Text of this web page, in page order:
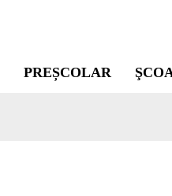
PREȘCOLAR